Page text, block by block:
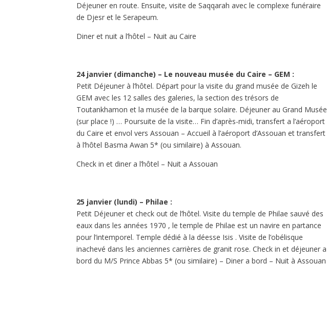
Déjeuner en route. Ensuite, visite de Saqqarah avec le complexe funéraire
de Djesr et le Serapeum.
Diner et nuit a l’hôtel – Nuit au Caire
24 janvier (dimanche) – Le nouveau musée du Caire – GEM :
Petit Déjeuner à l’hôtel. Départ pour la visite du grand musée de Gizeh le
GEM avec les 12 salles des galeries, la section des trésors de
Toutankhamon et la musée de la barque solaire. Déjeuner au Grand Musée
(sur place !) … Poursuite de la visite… Fin d’après-midi, transfert a l’aéroport
du Caire et envol vers Assouan – Accueil à l’aéroport d’Assouan et transfert
à l’hôtel Basma Awan 5* (ou similaire) à Assouan.
Check in et diner a l’hôtel – Nuit a Assouan
25 janvier (lundi) – Philae :
Petit Déjeuner et check out de l’hôtel. Visite du temple de Philae sauvé des
eaux dans les années 1970 , le temple de Philae est un navire en partance
pour l’intemporel. Temple dédié à la déesse Isis . Visite de l’obélisque
inachevé dans les anciennes carrières de granit rose. Check in et déjeuner a
bord du M/S Prince Abbas 5* (ou similaire) – Diner a bord – Nuit à Assouan